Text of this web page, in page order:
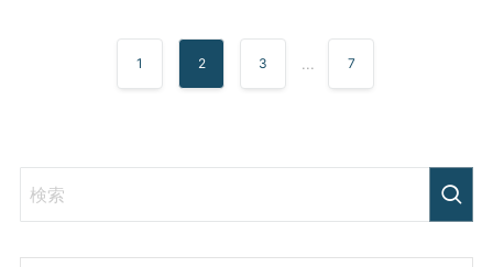
1 2 3 ... 7